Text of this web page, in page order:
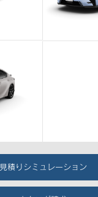
見積りシミュレーション